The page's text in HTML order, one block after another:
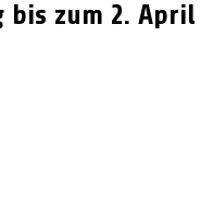
bis zum 2. April